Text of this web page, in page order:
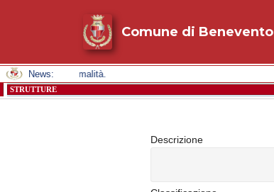
Comune di Benevento
News:
- Situazione nella normalità.
STRUTTURE